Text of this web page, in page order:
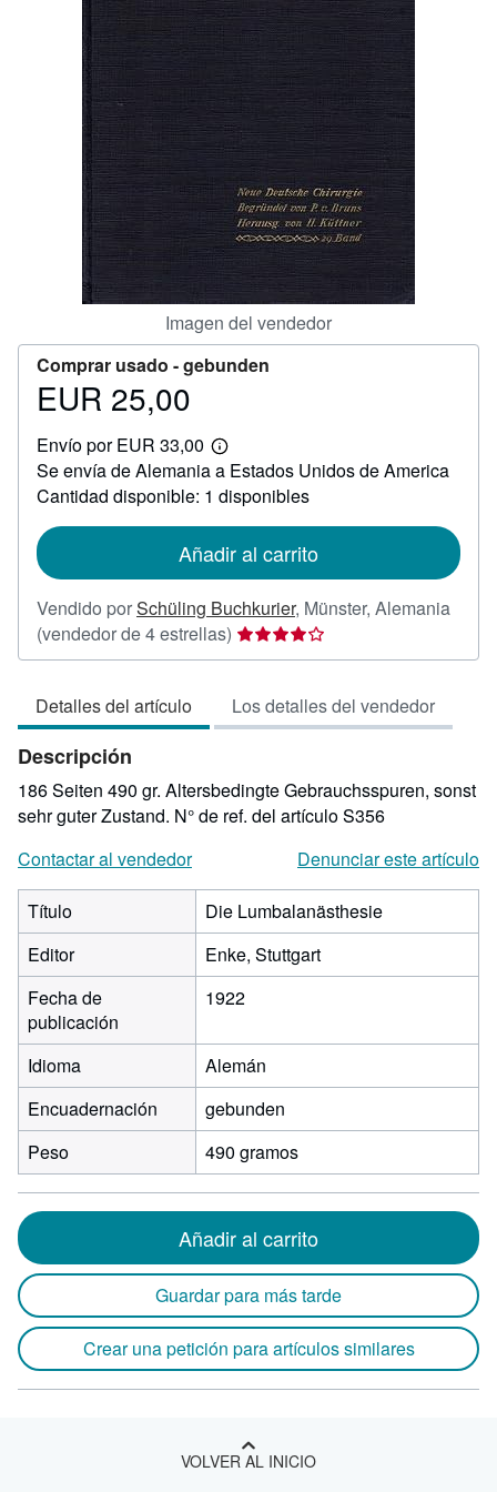
CERRAR
Imagen del vendedor
Comprar usado -gebunden
Precio
25,00
EUR 25,00
Envío por EUR 33,00
Más
información
sobre
las
envío
Se envía de Alemania a Estados Unidos de America
Cantidad disponible: 1 disponibles
Añadir al carrito
Vendido porSchüling Buchkurier, Münster, Alemania
(vendedor de 4 estrellas) Calificación
del
4
de
estrellas
Detalles del artículo Los detalles del vendedor
Descripción
186 Seiten 490 gr. Altersbedingte Gebrauchsspuren, sonst
sehr guter Zustand. N° de ref. del artículo S356
Contactar al vendedor
Denunciar este artículo
Título
Die Lumbalanästhesie
Editor
Enke, Stuttgart
Fecha de
publicación
1922
Idioma
Alemán
Encuadernación
gebunden
Peso
490 gramos
Añadir al carrito
Guardar para más tarde
Crear una petición para artículos similares
VOLVER AL INICIO